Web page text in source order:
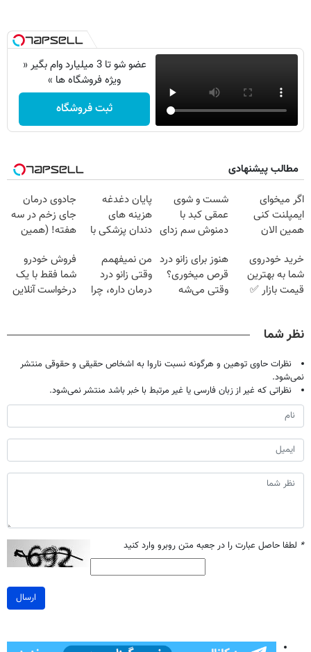
عضو شو تا 3 میلیارد وام بگیر «
ویژه فروشگاه ها »
ثبت فروشگاه
مطالب پیشنهادی
اگر میخوای
ایمپلنت کنی
همین الان
۲۵ میلیون
تومان!!!
شست و شوی
عمقی کبد با
دمنوش سم زدای
پایان دغدغه
هزینه های
دندان پزشکی با
خانگی
جادوی درمان
جای زخم در سه
هفته! (همین
صحبت کنید)
خرید خودروی
شما به بهترین
قیمت بازار ✅
هنوز برای زانو درد
قرص میخوری؟
وقتی می‌شه
من نمیفهمم
وقتی زانو درد
درمان داره، چرا
فروش خودرو
شما فقط با یک
درخواست آنلاین
نظر شما
نظرات حاوی توهین و هرگونه نسبت ناروا به اشخاص حقیقی و حقوقی منتشر
نمی‌شود.
نظراتی که غیر از زبان فارسی یا غیر مرتبط با خبر باشد منتشر نمی‌شود.
* لطفا حاصل عبارت را در جعبه متن روبرو وارد کنید
ارسال